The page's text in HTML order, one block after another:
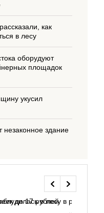
как
в лесу
оборудуют
площадок
укусил
незаконное здание